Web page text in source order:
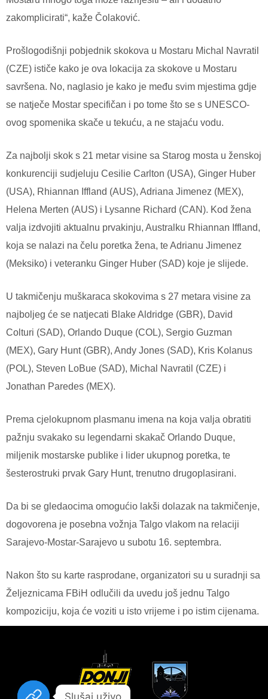
zakomplicirati“, kaže Čolaković.
Prošlogodišnji pobjednik skokova u Mostaru Michal Navratil
(CZE) ističe kako je ova lokacija za skokove u Mostaru
savršena. No, naglasio je kako je među svim mjestima gdje
se natječe Mostar specifičan i po tome što se s UNESCO-
ovog spomenika skače u tekuću, a ne stajaću vodu.
Za najbolji skok s 21 metar visine sa Starog mosta u ženskoj
konkurenciji sudjeluju Cesilie Carlton (USA), Ginger Huber
(USA), Rhiannan Iffland (AUS), Adriana Jimenez (MEX),
Helena Merten (AUS) i Lysanne Richard (CAN). Kod žena
valja izdvojiti aktualnu prvakinju, Australku Rhiannan Iffland,
koja se nalazi na čelu poretka žena, te Adrianu Jimenez
(Meksiko) i veteranku Ginger Huber (SAD) koje je slijede.
U takmičenju muškaraca skokovima s 27 metara visine za
najboljeg će se natjecati Blake Aldridge (GBR), David
Colturi (SAD), Orlando Duque (COL), Sergio Guzman
(MEX), Gary Hunt (GBR), Andy Jones (SAD), Kris Kolanus
(POL), Steven LoBue (SAD), Michal Navratil (CZE) i
Jonathan Paredes (MEX).
Prema cjelokupnom plasmanu imena na koja valja obratiti
pažnju svakako su legendarni skakač Orlando Duque,
miljenik mostarske publike i lider ukupnog poretka, te
šesterostruki prvak Gary Hunt, trenutno drugoplasirani.
Da bi se gledaocima omogućio lakši dolazak na takmičenje,
dogovorena je posebna vožnja Talgo vlakom na relaciji
Sarajevo-Mostar-Sarajevo u subotu 16. septembra.
Nakon što su karte rasprodane, organizatori su u suradnji sa
Željeznicama FBiH odlučili da uvedu još jednu Talgo
kompoziciju, koja će voziti u isto vrijeme i po istim cijenama.
Slušaj uživo